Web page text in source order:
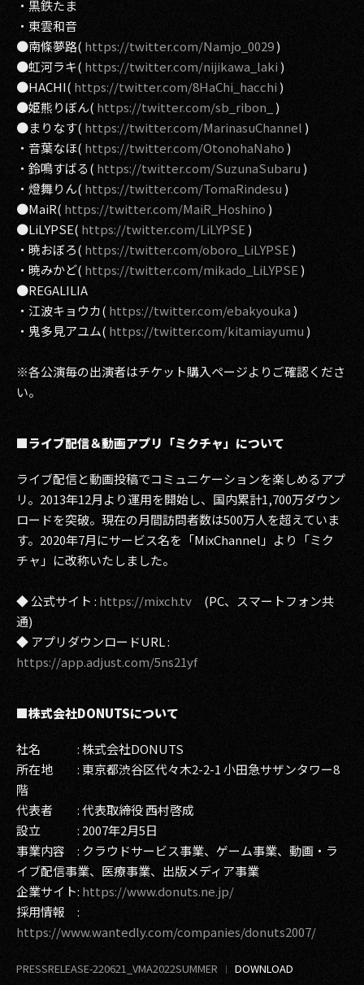
・黒鉄たま
・東雲和音
●南條夢路( https://twitter.com/Namjo_0029)
●虹河ラキ( https://twitter.com/nijikawa_laki)
●HACHI( https://twitter.com/8HaChi_hacchi)
●姫熊りぼん( https://twitter.com/sb_ribon_
)
●まりなす( https://twitter.com/MarinasuChannel )
・音葉なほ( https://twitter.com/OtonohaNaho )
・鈴鳴すばる( https://twitter.com/SuzunaSubaru)
・燈舞りん( https://twitter.com/TomaRindesu )
●MaiR( https://twitter.com/MaiR_Hoshino )
●LiLYPSE( https://twitter.com/LiLYPSE )
・暁おぼろ( https://twitter.com/oboro_LiLYPSE )
・暁みかど( https://twitter.com/mikado_LiLYPSE )
●REGALILIA
・江波キョウカ( https://twitter.com/ebakyouka )
・鬼多見アユム( https://twitter.com/kitamiayumu )
※各公演毎の出演者はチケット購入ページよりご確認くださ
い。
■ライブ配信＆動画アプリ「ミクチャ」について
ライブ配信と動画投稿でコミュニケーションを楽しめるアプ
リ。2013年12月より運用を開始し、国内累計1,700万ダウン
ロードを突破。現在の月間訪問者数は500万人を超えていま
す。2020年7月にサービス名を「MixChannel」より「ミク
チャ」に改称いたしました。
◆ 公式サイト : https://mixch.tv (PC、スマートフォン共
通)
◆ アプリダウンロードURL :
https://app.adjust.com/5ns21yf
■株式会社DONUTSについて
社名 : 株式会社DONUTS
所在地 : 東京都渋谷区代々木2-2-1 小田急サザンタワー8
階
代表者 : 代表取締役 西村啓成
設立 : 2007年2月5日
事業内容 : クラウドサービス事業、ゲーム事業、動画・ラ
イブ配信事業、医療事業、出版メディア事業
企業サイト: https://www.donuts.ne.jp/
採用情報 :
https://www.wantedly.com/companies/donuts2007/
PRESSRELEASE-220621_VMA2022SUMMER